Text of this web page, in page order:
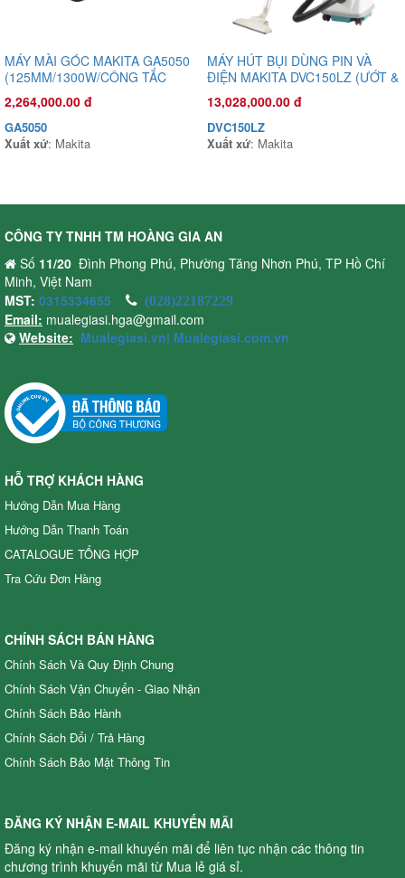
Đầu phun áp lực chất lỏng Oshima OS35T 1.0HP Xanh đậm
2,720,000.00 đ
OS35T
Xuất xứ:
Đầu phun áp lực chất lỏng Oshima OS39ATS 2.0HP Đen (hoạt
động bằng sức kéo động cơ) (pittông sứ)
Xuất xứ
MÁY MÀI GÓC MAKITA GA5050
(125MM/1300W/CÔNG TẮC
BÓP)
2,264,000.00 đ
GA5050
Xuất xứ: Makita
MÁY HÚT BỤI DÙNG PIN VÀ
ĐIỆN MAKITA DVC150LZ (ƯỚT &
KHÔ)
13,028,000.00 đ
DVC150LZ
Xuất xứ: Makita
CÔNG TY TNHH TM HOÀNG GIA AN
Số 11/20 Đình Phong Phú, Phường Tăng Nhơn Phú, TP Hồ Chí
Minh, Việt Nam
MST: 0315334655 (028)22187229
Email: mualegiasi.hga@gmail.com
Website: Mualegiasi.vn| Mualegiasi.com.vn
HỖ TRỢ KHÁCH HÀNG
Hướng Dẫn Mua Hàng
Hướng Dẫn Thanh Toán
CATALOGUE TỔNG HỢP
Tra Cứu Đơn Hàng
CHÍNH SÁCH BÁN HÀNG
Chính Sách Và Quy Định Chung
Chính Sách Vận Chuyển - Giao Nhận
Chính Sách Bảo Hành
Chính Sách Đổi / Trả Hàng
Chính Sách Bảo Mật Thông Tin
ĐĂNG KÝ NHẬN E-MAIL KHUYẾN MÃI
Đăng ký nhận e-mail khuyến mãi để liên tục nhận các thông tin
chương trình khuyến mãi từ Mua lẻ giá sỉ.